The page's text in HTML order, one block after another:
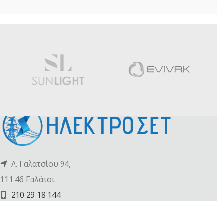
Λ. Γαλατσίου 94,
111 46 Γαλάτσι
210 29 18 144